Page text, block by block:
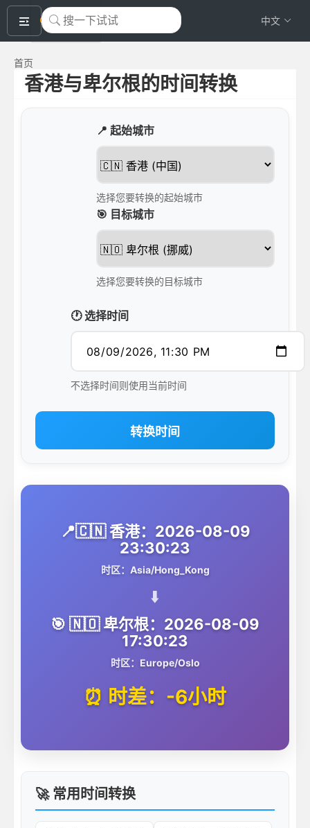
okeyTool 中文
首页
香港与卑尔根的时间转换
📍 起始城市
选择您要转换的起始城市
🎯 目标城市
选择您要转换的目标城市
🕐 选择时间
不选择时间则使用当前时间
转换时间
📍🇨🇳 香港：2026-08-09
23:30:23
时区：Asia/Hong_Kong
⬇️
🎯 🇳🇴 卑尔根：2026-08-09
17:30:23
时区：Europe/Oslo
⏰ 时差：-6小时
🚀 常用时间转换